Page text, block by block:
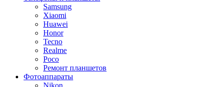
Samsung
Xiaomi
Huawei
Honor
Tecno
Realme
Poco
Ремонт планшетов
Фотоаппараты
Nikon